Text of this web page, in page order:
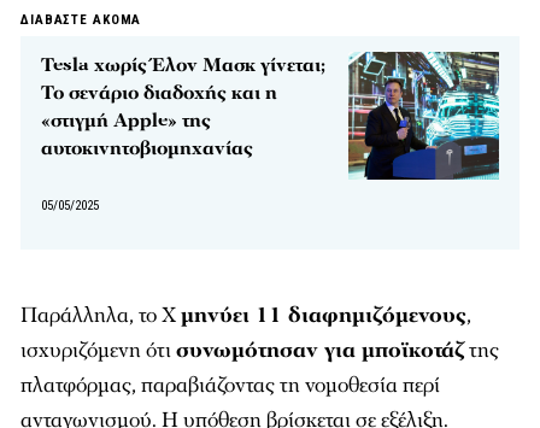
ΔΙΑΒΑΣΤΕ ΑΚΟΜΑ
Tesla χωρίς Έλον Μασκ γίνεται;
Το σενάριο διαδοχής και η
«στιγμή Apple» της
αυτοκινητοβιομηχανίας
05/05/2025
Παράλληλα, το Xμηνύει 11 διαφημιζόμενους,
ισχυριζόμενη ότισυνωμότησαν για μποϊκοτάζτης
πλατφόρμας, παραβιάζοντας τη νομοθεσία περί
ανταγωνισμού. Η υπόθεση βρίσκεται σε εξέλιξη.